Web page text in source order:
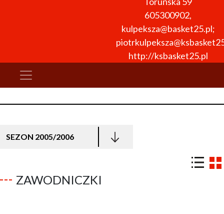
605300902,
kulpeksza@basket25.pl;
http://ksbasket25.pl
SEZON 2005/2006
ZAWODNICZKI